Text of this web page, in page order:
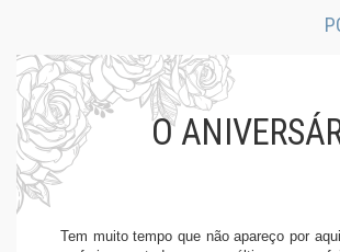
O
Tem muito tempo que não apareço por